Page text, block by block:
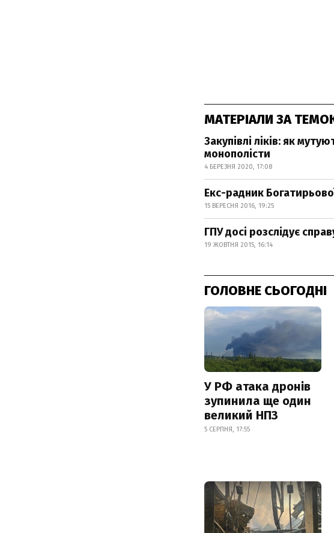
МАТЕРІАЛИ ЗА
Закупівлі ліків: як
монополісти
4 БЕРЕЗНЯ 2020, 17:08
Екс-радник
15 ВЕРЕСНЯ 2016, 19:25
ГПУ досі розслідує
19 ЖОВТНЯ 2015, 16:14
ГОЛОВНЕ СЬОГОДНІ
У РФ атака дронів
зупинила ще один
великий НПЗ
5 СЕРПНЯ, 17:55